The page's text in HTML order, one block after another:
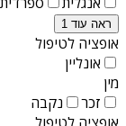
ראה עוד 1
אופציה לטיפול
אונליין
מין
זכר
נקבה